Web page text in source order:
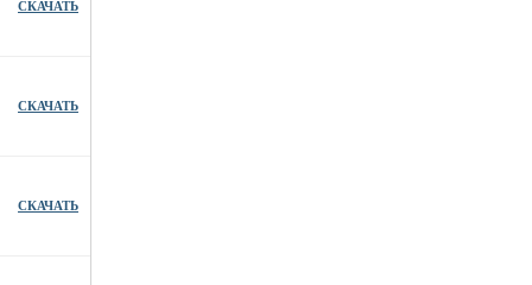
СКАЧАТЬ
СКАЧАТЬ
СКАЧАТЬ